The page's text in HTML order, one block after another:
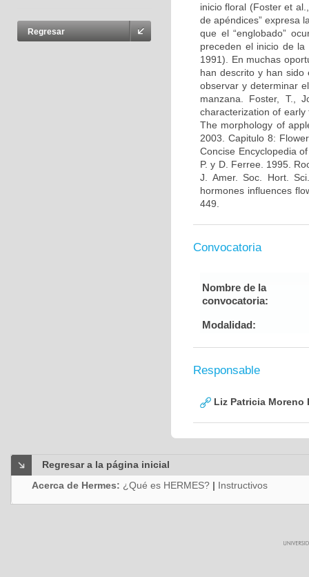
Regresar
inicio floral (Foster et
de apéndices” expresa
que el “englobado”
preceden el inicio de
1991). En muchas
han descrito y han sido
observar y determinar
manzana. Foster, T.,
characterization of
The morphology of
2003. Capitulo 8:
Concise Encyclopedia
P. y D. Ferree. 1995.
J. Amer. Soc. Hort.
hormones influences
449.
Convocatoria
Nombre de la
convocatoria:
Modalidad:
Responsable
Liz Patricia Moreno
Regresar a la página inicial
Acerca de Hermes: ¿Qué es HERMES? | Instructivos